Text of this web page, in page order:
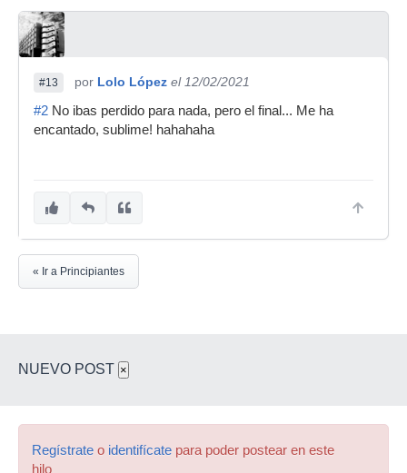
#13 por Lolo López el 12/02/2021
#2 No ibas perdido para nada, pero el final... Me ha
encantado, sublime! hahahaha
« Ir a Principiantes
NUEVO POST ×
Regístrate o identifícate para poder postear en este
hilo